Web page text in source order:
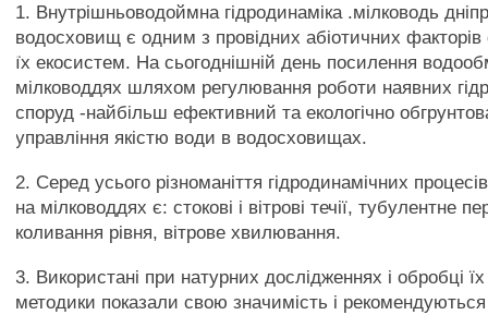
1. Внутрішньоводоймна гідродинаміка .мілководь
водосховищ є одним з провідних абіотичних факторів
їх екосистем. На сьогоднішній день посилення
мілководдях шляхом регулювання роботи наявних
споруд -найбільш ефективний та екологічно
управління якістю води в водосховищах.
2. Серед усього різноманіття гідродинамічних
на мілководдях є: стокові і вітрові течії, тубулентне
коливання рівня, вітрове хвилювання.
3. Використані при натурних дослідженнях і обробці їх
методики показали свою значимість і